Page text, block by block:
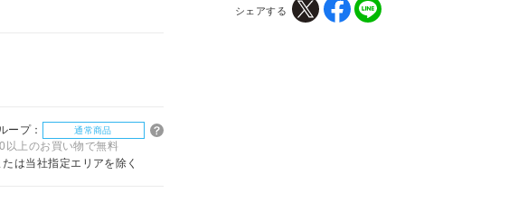
ープ： 通常商品
以上のお買い物で無料
は当社指定エリアを除く
シェアする